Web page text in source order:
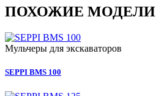
ПОХОЖИЕ МОДЕЛИ
Мульчеры для экскаваторов
SEPPI BMS 100